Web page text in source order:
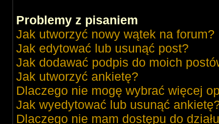
Problemy z pisaniem
Jak utworzyć nowy wątek na forum?
Jak edytować lub usunąć post?
Jak dodawać podpis do moich
Jak utworzyć ankietę?
Dlaczego nie mogę wybrać więcej
Jak wyedytować lub usunąć
Dlaczego nie mam dostępu do